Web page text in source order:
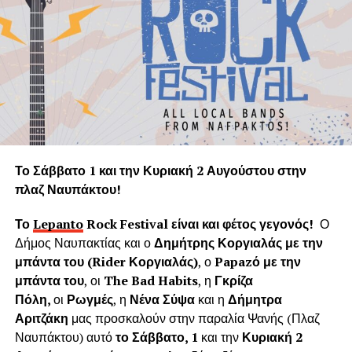
κλιματικής αλλαγής που απειλεί τον ανθρώπινο
πολιτισμό. Παρόλα αυτά το φυσικό περιβάλλον της
Ναυπάκτου καταστρέφεται με την αλόγιστη κοπή δεκάδων
υγιών δένδρων τη στιγμή που ακόμα και ένα θεωρείται
πολύτιμο και είναι αναντικατάστατη μονάδα του φυσικού
πνεύμονα της Γης.
Η «Εφορεία Αρχαιοτήτων Αιτωλοακαρνανίας και
Λευκάδας» υποστηρίζει ψευδώς ότι τα δέντρα που
κόπηκαν δημιουργούσαν προβλήματα στο τείχος του
ενετικού κάστρου. Όμως τα δέντρα του κάστρου
προέρχονται από τις δεντροφυτεύσεις που έγιναν
νομίμως από το 1914 έως το 1939 (έγκριση από το
Υπουργείο Εσωτερικών και κατόπιν από το Υπουργείο
Γεωργίας υπό την γραμματεία του Ιωάννη Μπρικόλα) και
βρίσκονται σε απόσταση ασφαλείας από τα τείχη.
Συνεπώς πολλά από τα δέντρα έχουν ηλικία άνω των 100
ετών χωρίς να έχει αναφερθεί κάποιο πρόβλημα στη
Το Σάββατο 1 και την Κυριακή 2 Αυγούστου στην
πλαζ Ναυπάκτου!
ΤοLepantoRockFestivalείναι και φέτος γεγονός! Ο
Δήμος Ναυπακτίας και οΔημήτρης Κοργιαλάς με την
μπάντα του (RiderΚοργιαλάς), οPapazό με την
μπάντα του, οι The Bad Habits, η Γκρίζα
Πόλη,οι Ρωγμές, η Νένα Σύψακαι η Δήμητρα
Αριτζάκη μας προσκαλούν στην παραλία Ψανής (Πλαζ
Ναυπάκτου) αυτότο Σάββατο, 1 και τηνΚυριακή 2